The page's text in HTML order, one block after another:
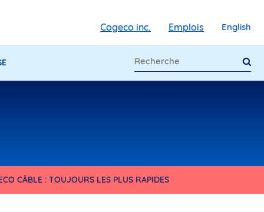
Cogeco inc. Emplois English
CÂBLE : TOUJOURS LES PLUS RAPIDES